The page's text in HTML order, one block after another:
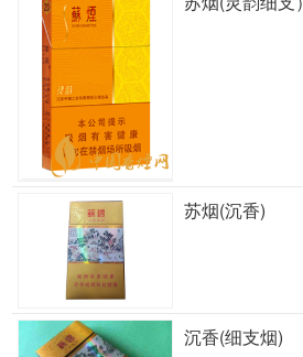
苏烟(沉香)
沉香(细支烟)